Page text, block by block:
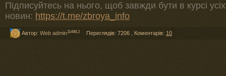
Підписуйтесь на нього, щоб завжди бути в курсі
новин: https://t.me/zbroya_info
Автор: Web admin11498,2 Переглядів: 7206 Коментарів: 10